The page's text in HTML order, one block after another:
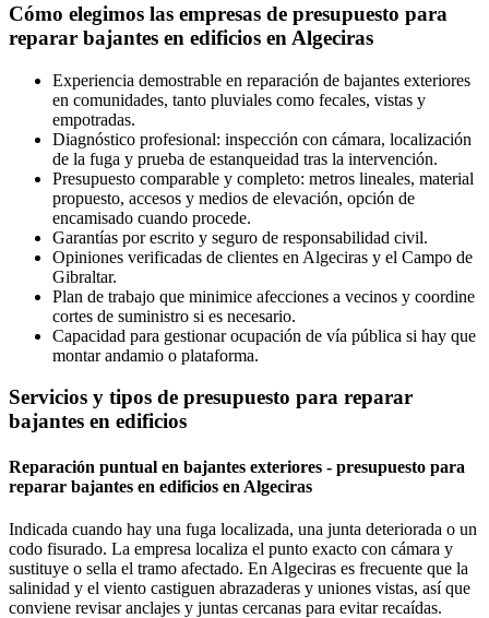
Cómo elegimos las empresas de presupuesto para
reparar bajantes en edificios en Algeciras
Experiencia demostrable en reparación de bajantes exteriores
en comunidades, tanto pluviales como fecales, vistas y
empotradas.
Diagnóstico profesional: inspección con cámara, localización
de la fuga y prueba de estanqueidad tras la intervención.
Presupuesto comparable y completo: metros lineales, material
propuesto, accesos y medios de elevación, opción de
encamisado cuando procede.
Garantías por escrito y seguro de responsabilidad civil.
Opiniones verificadas de clientes en Algeciras y el Campo de
Gibraltar.
Plan de trabajo que minimice afecciones a vecinos y coordine
cortes de suministro si es necesario.
Capacidad para gestionar ocupación de vía pública si hay que
montar andamio o plataforma.
Servicios y tipos de presupuesto para reparar
bajantes en edificios
Reparación puntual en bajantes exteriores - presupuesto para
reparar bajantes en edificios en Algeciras
Indicada cuando hay una fuga localizada, una junta deteriorada o un
codo fisurado. La empresa localiza el punto exacto con cámara y
sustituye o sella el tramo afectado. En Algeciras es frecuente que la
salinidad y el viento castiguen abrazaderas y uniones vistas, así que
conviene revisar anclajes y juntas cercanas para evitar recaídas.